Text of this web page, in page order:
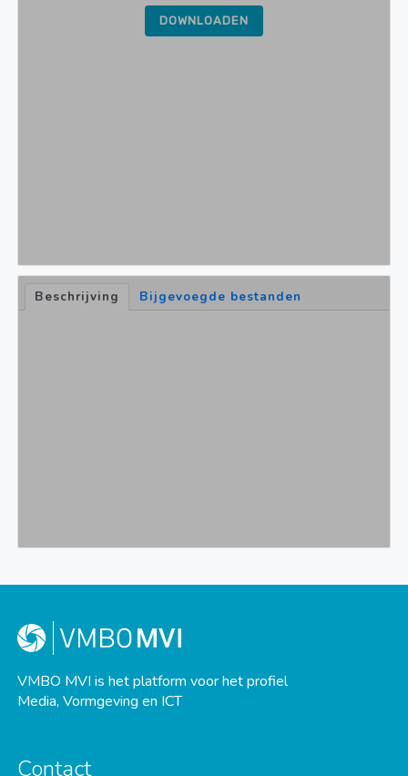
DOWNLOADEN
Beschrijving Bijgevoegde bestanden
VMBO MVI is het platform voor het profiel
Media, Vormgeving en ICT
Contact